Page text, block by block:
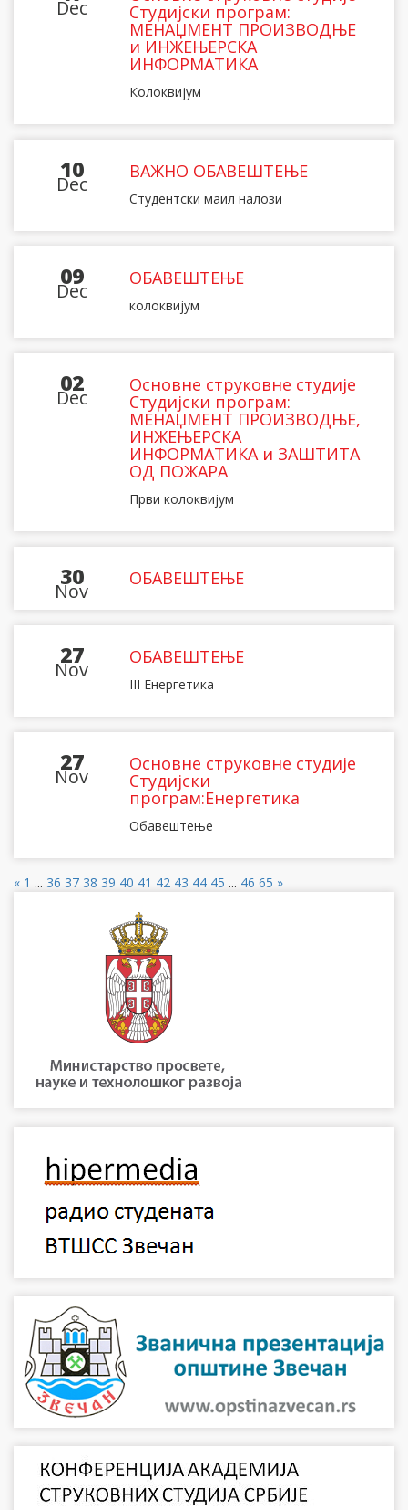
Dec Студијски програм:
МЕНАЏМЕНТ ПРОИЗВОДЊЕ
и ИНЖЕЊЕРСКА
ИНФОРМАТИКА
Колоквијум
10
Dec
ВАЖНО ОБАВЕШТЕЊЕ
Студентски маил налози
09
Dec
ОБАВЕШТЕЊЕ
колоквијум
02
Dec
Основне струковне студије
Студијски програм:
МЕНАЏМЕНТ ПРОИЗВОДЊЕ,
ИНЖЕЊЕРСКА
ИНФОРМАТИКА и ЗАШТИТА
ОД ПОЖАРА
Први колоквијум
30
Nov
ОБАВЕШТЕЊЕ
27
Nov
ОБАВЕШТЕЊЕ
III Енергетика
27
Nov
Основне струковне студије
Студијски
програм:Енергетика
Обавештење
« 1 ... 36 37 38 39 40 41 42 43 44 45 ... 46 65 »